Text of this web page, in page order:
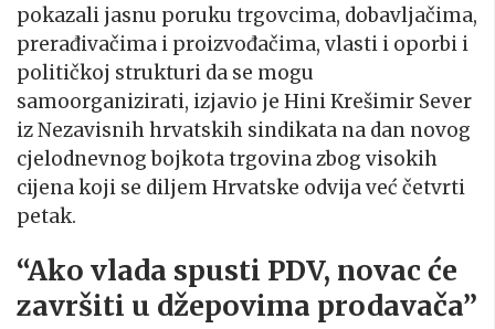
pokazali jasnu poruku trgovcima, dobavljačima,
prerađivačima i proizvođačima, vlasti i oporbi i
političkoj strukturi da se mogu
samoorganizirati, izjavio je Hini Krešimir Sever
iz Nezavisnih hrvatskih sindikata na dan novog
cjelodnevnog bojkota trgovina zbog visokih
cijena koji se diljem Hrvatske odvija već četvrti
petak.
“Ako vlada spusti PDV, novac će
završiti u džepovima prodavača”